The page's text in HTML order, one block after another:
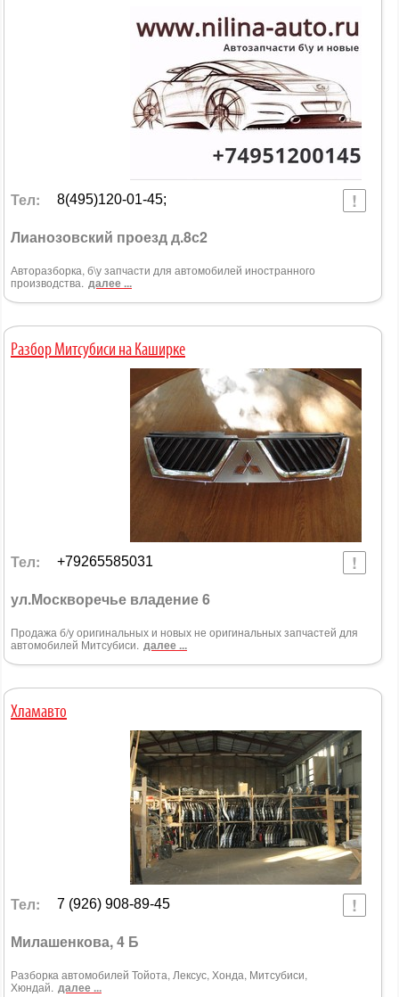
Тел: 8(495)120-01-45;
Лианозовский проезд д.8с2
Авторазборка, б\у запчасти для автомобилей иностранного
производства. далее ...
Разбор Митсубиси на Каширке
Тел: +79265585031
ул.Москворечье владение 6
Продажа б/у оригинальных и новых не оригинальных запчастей для
автомобилей Митсубиси. далее ...
Хламавто
Тел: 7 (926) 908-89-45
Милашенкова, 4 Б
Разборка автомобилей Тойота, Лексус, Хонда, Митсубиси,
Хюндай. далее ...